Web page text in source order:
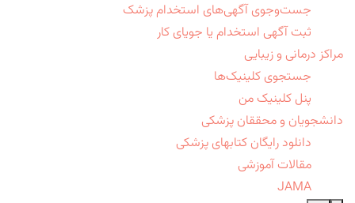
جست‌وجوی آگهی‌های استخدام پزشک
ثبت آگهی استخدام یا جویای کار
مراکز درمانی و زیبایی
جستجوی کلینیک‌ها
پنل کلینیک من
دانشجویان و محققان پزشکی
دانلود رایگان کتابهای پزشکی
مقالات آموزشی
JAMA